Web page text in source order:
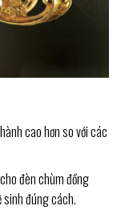
cao hơn so với các
đèn chùm đồng
sinh đúng cách.